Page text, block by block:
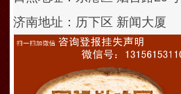
济南地址：历下区 新闻大厦